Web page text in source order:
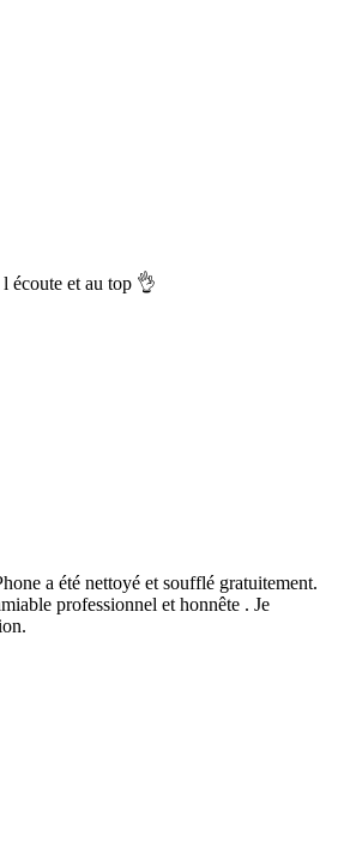
écoute et au top 👌
a été nettoyé et soufflé gratuitement.
professionnel et honnête . Je